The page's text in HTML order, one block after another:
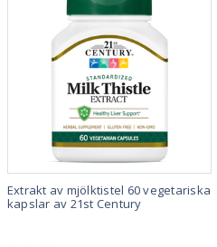
Extrakt av mjölktistel 60 vegetariska
kapslar av 21st Century